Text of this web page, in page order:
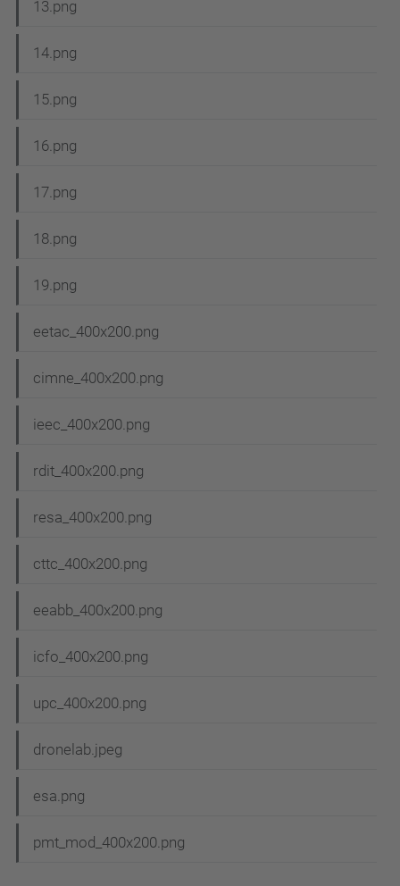
13.png
14.png
15.png
16.png
17.png
18.png
19.png
eetac_400x200.png
cimne_400x200.png
ieec_400x200.png
rdit_400x200.png
resa_400x200.png
cttc_400x200.png
eeabb_400x200.png
icfo_400x200.png
upc_400x200.png
dronelab.jpeg
esa.png
pmt_mod_400x200.png